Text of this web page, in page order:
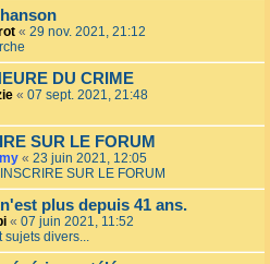
« 29 nov. 2021, 21:12
DU CRIME
« 07 sept. 2021, 21:48
SUR LE FORUM
« 23 juin 2021, 12:05
SUR LE FORUM
plus depuis 41 ans.
« 07 juin 2021, 11:52
sujets divers...